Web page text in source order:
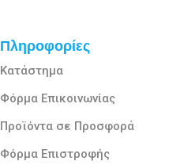
Πληροφορίες
Κατάστημα
Φόρμα Επικοινωνίας
Προϊόντα σε Προσφορά
Φόρμα Επιστροφής